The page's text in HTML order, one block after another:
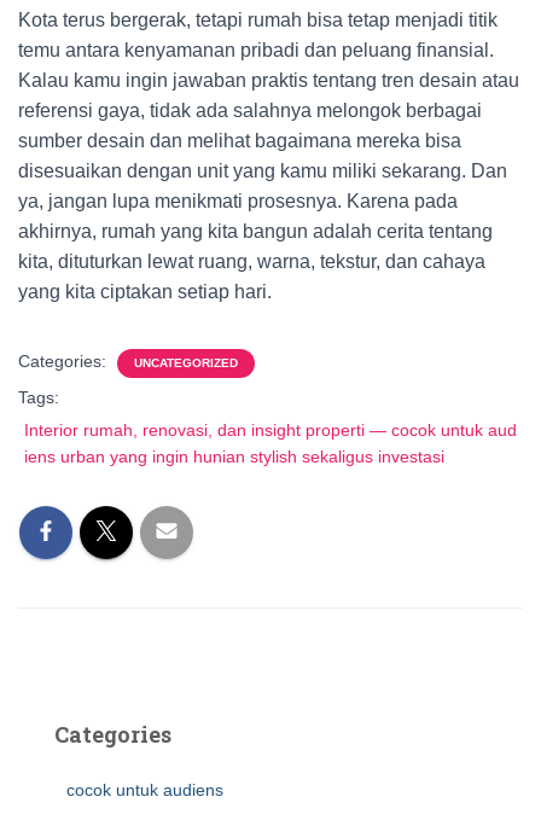
Kota terus bergerak, tetapi rumah bisa tetap menjadi titik
temu antara kenyamanan pribadi dan peluang finansial.
Kalau kamu ingin jawaban praktis tentang tren desain atau
referensi gaya, tidak ada salahnya melongok berbagai
sumber desain dan melihat bagaimana mereka bisa
disesuaikan dengan unit yang kamu miliki sekarang. Dan
ya, jangan lupa menikmati prosesnya. Karena pada
akhirnya, rumah yang kita bangun adalah cerita tentang
kita, dituturkan lewat ruang, warna, tekstur, dan cahaya
yang kita ciptakan setiap hari.
Categories: UNCATEGORIZED
Tags:
Interior rumah, renovasi, dan insight properti — cocok untuk aud
iens urban yang ingin hunian stylish sekaligus investasi
Categories
cocok untuk audiens